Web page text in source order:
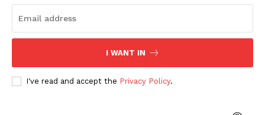
I WANT IN
I've read and accept the Privacy Policy.